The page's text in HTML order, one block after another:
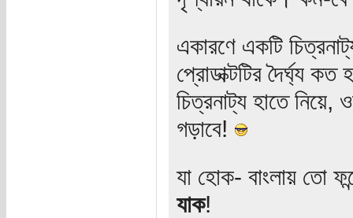
একারণে একটি
প্রোডাক্টটির দৈর্ঘ্য
চিত্রনাট্য হাতে
গড়াবে!
যা হোক- বাংলায় তো
যাক!